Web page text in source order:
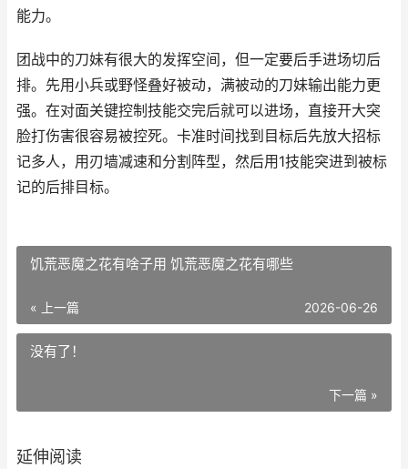
能力。
团战中的刀妹有很大的发挥空间，但一定要后手进场切后
排。先用小兵或野怪叠好被动，满被动的刀妹输出能力更
强。在对面关键控制技能交完后就可以进场，直接开大突
脸打伤害很容易被控死。卡准时间找到目标后先放大招标
记多人，用刃墙减速和分割阵型，然后用1技能突进到被标
记的后排目标。
饥荒恶魔之花有啥子用 饥荒恶魔之花有哪些
« 上一篇 2026-06-26
没有了！
下一篇 »
延伸阅读